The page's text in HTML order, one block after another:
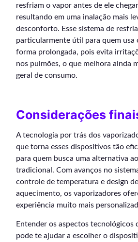
resfriam o vapor antes de ele
resultando em uma inalação mais
desconforto. Esse sistema de
particularmente útil para quem usa
forma prolongada, pois evita
nos pulmões, o que melhora ainda
geral de consumo.
Considerações
A tecnologia por trás dos
que torna esses dispositivos tão
para quem busca uma alternativa
tradicional. Com avanços no
controle de temperatura e design
aquecimento, os vaporizadores
experiência muito mais
Entender os aspectos tecnológicos
pode te ajudar a escolher o